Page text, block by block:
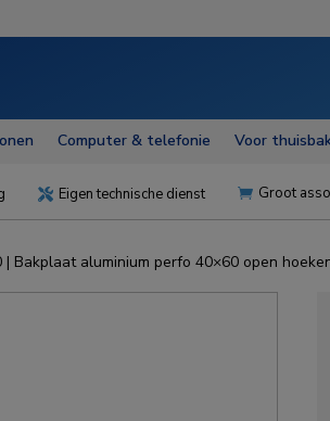
Computer & telefonie Voor
 Eigen technische dienst  Groot
| Bakplaat aluminium perfo 40×60 open